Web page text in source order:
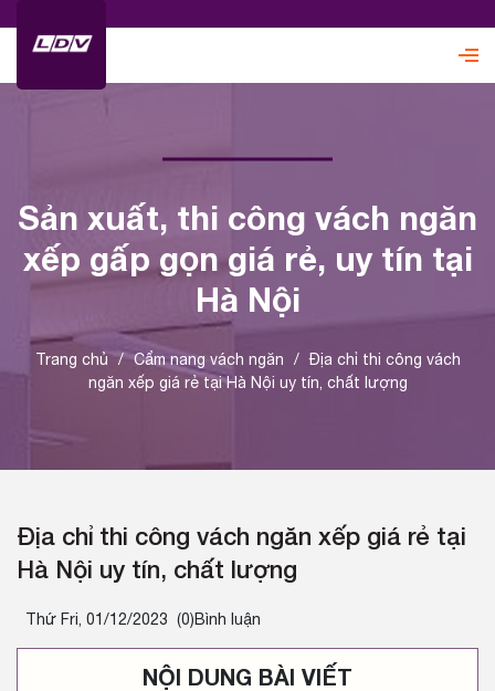
Sản xuất, thi công vách ngăn
xếp gấp gọn giá rẻ, uy tín tại
Hà Nội
Trang chủ / Cẩm nang vách ngăn / Địa chỉ thi công vách
ngăn xếp giá rẻ tại Hà Nội uy tín, chất lượng
Địa chỉ thi công vách ngăn xếp giá rẻ tại
Hà Nội uy tín, chất lượng
Thứ Fri, 01/12/2023 (0)Bình luận
NỘI DUNG BÀI VIẾT